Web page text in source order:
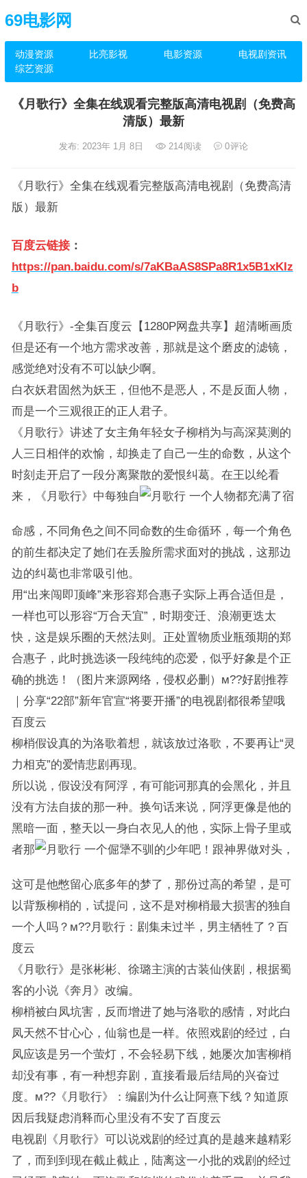
69电影网
动漫资源 比亮影视 电影资源
电视剧资讯
综艺资源
《月歌行》全集在线观看完整版高清电视剧（免费高
清版）最新
发布: 2023年 1月 8日 214阅读 0评论
《月歌行》全集在线观看完整版高清电视剧（免费高清
版）最新
百度云链接：
https://pan.baidu.com/s/7aKBaAS8SPa8R1x5B1xKIz
b
《月歌行》-全集百度云【1280P网盘共享】超清晰画质
但是还有一个地方需求改善，那就是这个磨皮的滤镜，
感觉绝对没有不可以缺少啊。
白衣妖君固然为妖王，但他不是恶人，不是反面人物，
而是一个三观很正的正人君子。
《月歌行》讲述了女主角年轻女子柳梢为与高深莫测的
人三日相伴的欢愉，却换走了自己一生的命数，从这个
时刻走开启了一段分离聚散的爱恨纠葛。在王以纶看
来，《月歌行》中每独自
一个人物都充满了宿
命感，不同角色之间不同命数的生命循环，每一个角色
的前生都决定了她们在丢脸所需求面对的挑战，这那边
边的纠葛也非常吸引他。
用“出来闯即顶峰”来形容郑合惠子实际上再合适但是，
一样也可以形容“万合天宜”，时期变迁、浪潮更迭太
快，这是娱乐圈的天然法则。正处置物质业瓶颈期的郑
合惠子，此时挑选谈一段纯纯的恋爱，似乎好象是个正
确的挑选！（图片来源网络，侵权必删）м??好剧推荐
｜分享“22部”新年官宣“将要开播”的电视剧都很希望哦
百度云
柳梢假设真的为洛歌着想，就该放过洛歌，不要再让“灵
力相克”的爱情悲剧再现。
所以说，假设没有阿浮，有可能诃那真的会黑化，并且
没有方法自拔的那一种。换句话来说，阿浮更像是他的
黑暗一面，整天以一身白衣见人的他，实际上骨子里或
者那
一个倔犟不驯的少年吧！跟神界做对头，
这可是他憋留心底多年的梦了，那份过高的希望，是可
以背叛柳梢的，试提问，这不是对柳梢最大损害的独自
一个人吗？м??月歌行：剧集未过半，男主牺牲了？百
度云
《月歌行》是张彬彬、徐璐主演的古装仙侠剧，根据蜀
客的小说《奔月》改编。
柳梢被白凤坑害，反而增进了她与洛歌的感情，对此白
凤天然不甘心心，仙翁也是一样。依照戏剧的经过，白
凤应该是另一个萤灯，不会轻易下线，她屡次加害柳梢
却没有事，有一种想弃剧，直接看最后结局的兴奋过
度。м??《月歌行》：编剧为什么让阿熹下线？知道原
因后我疑虑消释而心里没有不安了百度云
电视剧《月歌行》可以说戏剧的经过真的是越来越精彩
了，而到到现在截止截止，陆离这一小批的戏剧的经过